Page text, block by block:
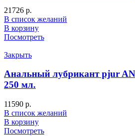
21726 р.
В список желаний
В корзину
Посмотреть
Закрыть
Анальный лубрикант pjur
250 мл.
11590 р.
В список желаний
В корзину
Посмотреть